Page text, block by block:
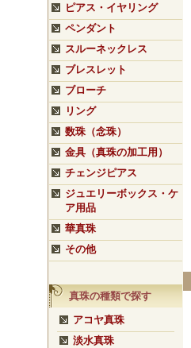
ピアス・イヤリング
ペンダント
スルーネックレス
ブレスレット
ブローチ
リング
数珠（念珠）
金具（真珠の加工用）
チェンジピアス
ジュエリーボックス・ケ
ア用品
華真珠
その他
真珠の種類で探す
アコヤ真珠
淡水真珠